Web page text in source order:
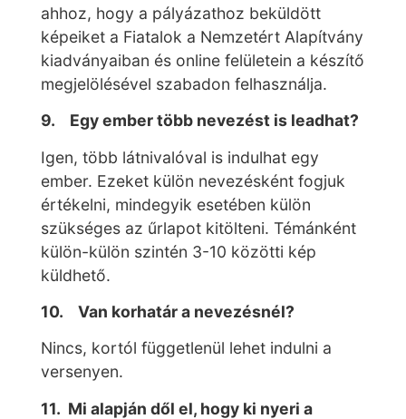
ahhoz, hogy a pályázathoz beküldött
képeiket a Fiatalok a Nemzetért Alapítvány
kiadványaiban és online felületein a készítő
megjelölésével szabadon felhasználja.
9. Egy ember több nevezést is leadhat?
Igen, több látnivalóval is indulhat egy
ember. Ezeket külön nevezésként fogjuk
értékelni, mindegyik esetében külön
szükséges az űrlapot kitölteni. Témánként
külön-külön szintén 3-10 közötti kép
küldhető.
10. Van korhatár a nevezésnél?
Nincs, kortól függetlenül lehet indulni a
versenyen.
11. Mi alapján dől el, hogy ki nyeri a